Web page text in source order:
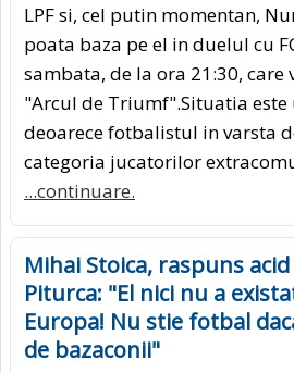
LPF si, cel putin momentan,
poata baza pe el in duelul cu
sambata, de la ora 21:30, care
"Arcul de Triumf".Situatia este
deoarece fotbalistul in varsta
categoria jucatorilor
...continuare.
Mihai Stoica, raspuns
Piturca: "El nici nu a
Europa! Nu stie fotbal
de bazaconii"